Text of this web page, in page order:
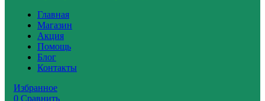
Главная
Магазин
Акция
Помощь
Блог
Контакты
Избранное
0 Сравнить